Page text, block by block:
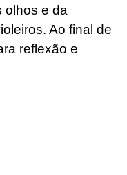
olhos e da
Ao final de
reflexão e